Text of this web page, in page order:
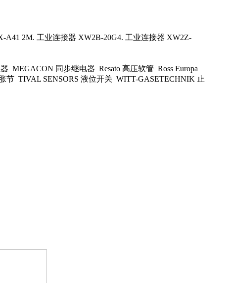
A41 2M. 工业连接器 XW2B-20G4. 工业连接器 XW2Z-
MEGACON 同步继电器 Resato 高压软管 Ross Europa
节 TIVAL SENSORS 液位开关 WITT-GASETECHNIK 止